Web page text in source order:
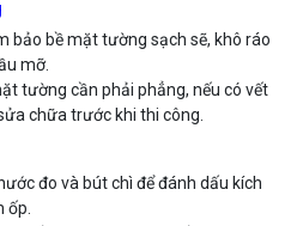
bảo bề mặt tường sạch sẽ, khô ráo
mỡ.
tường cần phải phẳng, nếu có vết
chữa trước khi thi công.
đo và bút chì để đánh dấu kích